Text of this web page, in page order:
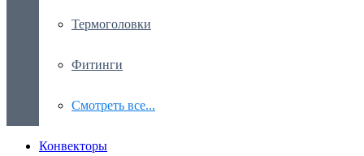
Термоголовки
Фитинги
Смотреть все...
Конвекторы